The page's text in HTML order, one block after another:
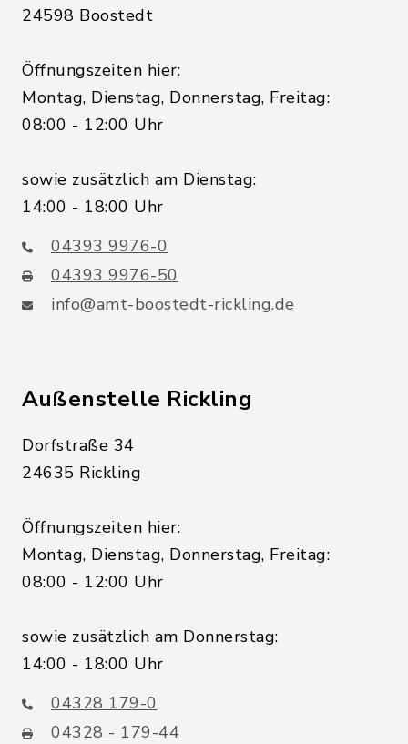
24598 Boostedt
Öffnungszeiten hier:
Montag, Dienstag, Donnerstag, Freitag:
08:00 - 12:00 Uhr
sowie zusätzlich am Dienstag:
14:00 - 18:00 Uhr
04393 9976-0
04393 9976-50
info@amt-boostedt-rickling.de
Außenstelle Rickling
Dorfstraße 34
24635 Rickling
Öffnungszeiten hier:
Montag, Dienstag, Donnerstag, Freitag:
08:00 - 12:00 Uhr
sowie zusätzlich am Donnerstag:
14:00 - 18:00 Uhr
04328 179-0
04328 - 179-44